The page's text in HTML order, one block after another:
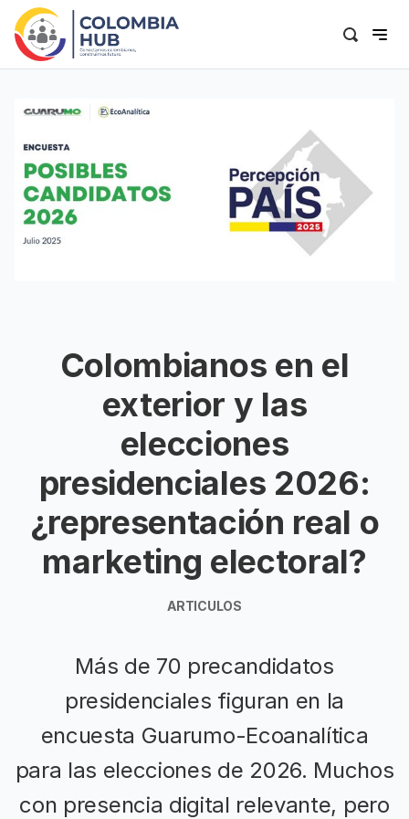
Colombianos en el
exterior y las
elecciones
presidenciales 2026:
¿representación real o
marketing electoral?
ARTICULOS
Más de 70 precandidatos
presidenciales figuran en la
encuesta Guarumo-Ecoanalítica
para las elecciones de 2026. Muchos
con presencia digital relevante, pero